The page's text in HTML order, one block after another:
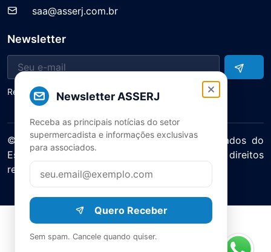
Newsletter ASSERJ
Receba as principais notícias do setor
supermercadista e informações exclusivas
para associados.
Quero Receber
Sem spam. Cancele quando quiser.
saa@asserj.com.br
Newsletter
Receba notícias e atualizações do setor
© 2025 ASERJ – Associação de Supermercados do
Estado do Rio de Janeiro. Todos os direitos
reservados.
Política de Privacidade Termos de Uso